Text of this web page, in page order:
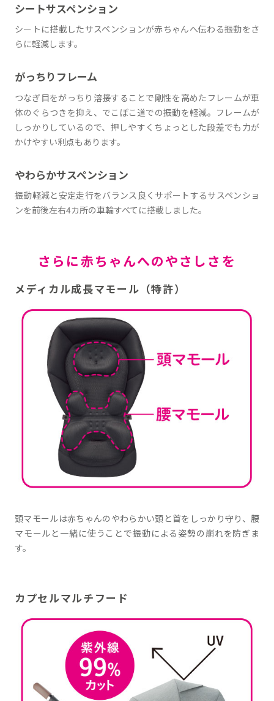
シートサスペンション
シートに搭載したサスペンションが赤ちゃんへ伝わる振動をさ
らに軽減します。
がっちりフレーム
つなぎ目をがっちり溶接することで剛性を高めたフレームが車
体のぐらつきを抑え、でこぼこ道での振動を軽減。フレームが
しっかりしているので、押しやすくちょっとした段差でも力が
かけやすい利点もあります。
やわらかサスペンション
振動軽減と安定走行をバランス良くサポートするサスペンショ
ンを前後左右4カ所の車輪すべてに搭載しました。
さらに赤ちゃんへのやさしさを
メディカル成長マモール（特許）
頭マモールは赤ちゃんのやわらかい頭と首をしっかり守り、腰
マモールと一緒に使うことで振動による姿勢の崩れを防ぎま
す。
カプセルマルチフード